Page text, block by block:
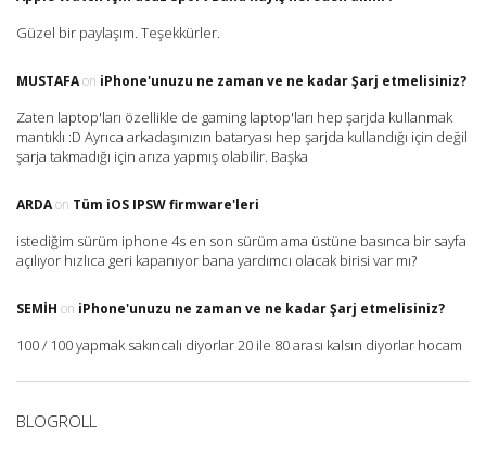
Güzel bir paylaşım. Teşekkürler.
MUSTAFAon iPhone'unuzu ne zaman ve ne kadar Şarj etmelisiniz?
Zaten laptop'ları özellikle de gaming laptop'ları hep şarjda kullanmak
mantıklı :D Ayrıca arkadaşınızın bataryası hep şarjda kullandığı için değil
şarja takmadığı için arıza yapmış olabilir. Başka
ARDAon Tüm iOS IPSW firmware'leri
istediğim sürüm iphone 4s en son sürüm ama üstüne basınca bir sayfa
açılıyor hızlıca geri kapanıyor bana yardımcı olacak birisi var mı?
SEMIH on iPhone'unuzu ne zaman ve ne kadar Şarj etmelisiniz?
100 / 100 yapmak sakıncalı diyorlar 20 ile 80 arası kalsın diyorlar hocam
BLOGROLL